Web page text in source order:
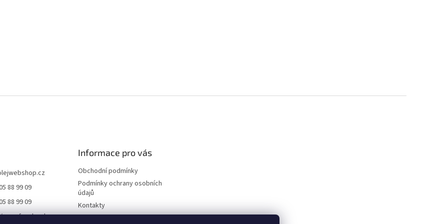
88 99 09
88 99 09
Informace pro vás
Obchodní podmínky
Podmínky ochrany osobních
údajů
Kontakty